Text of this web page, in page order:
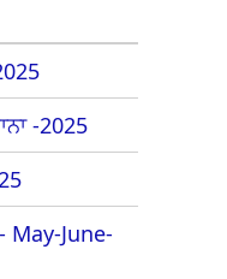
-2025
June-